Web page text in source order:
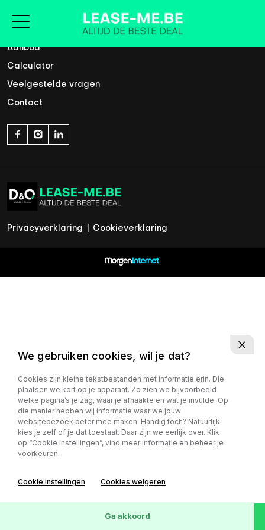
Home
Aanbod
Calculator
Veelgestelde vragen
Contact
Privacyverklaring Cookieverklaring
We gebruiken cookies, wil je dat?
Cookies zijn kleine tekstbestanden met informatie erin. Die
plaatsen we kort op je apparaat. Zo zien we bijvoorbeeld
welke pagina’s je zag, waar je afhaakte en wat je invulde. Op
die manier hebben wij informatie waar we jouw
websitebezoek beter mee maken. Handig toch? Natuurlijk
kies je zelf of je dat toestaat. Daar zijn we eerlijk over. Klik
op “Cookie instellingen”, vind meer informatie en beheer je
voorkeuren.
Cookie instellingen Cookies weigeren
Ga akkoord